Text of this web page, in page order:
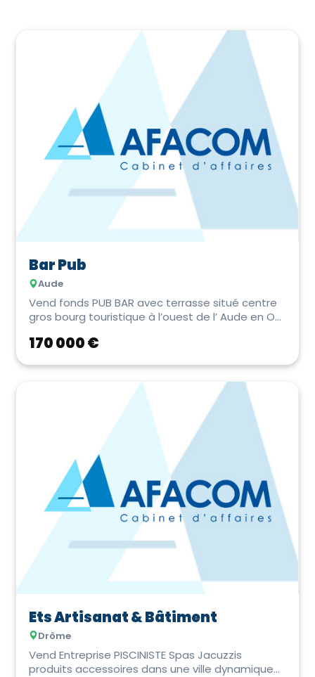
Bar Pub
Aude
Vend fonds PUB BAR avec terrasse situé centre
gros bourg touristique à l’ouest de l’ Aude en O...
170 000 €
Ets Artisanat & Bâtiment
Drôme
Vend Entreprise PISCINISTE Spas Jacuzzis
produits accessoires dans une ville dynamique